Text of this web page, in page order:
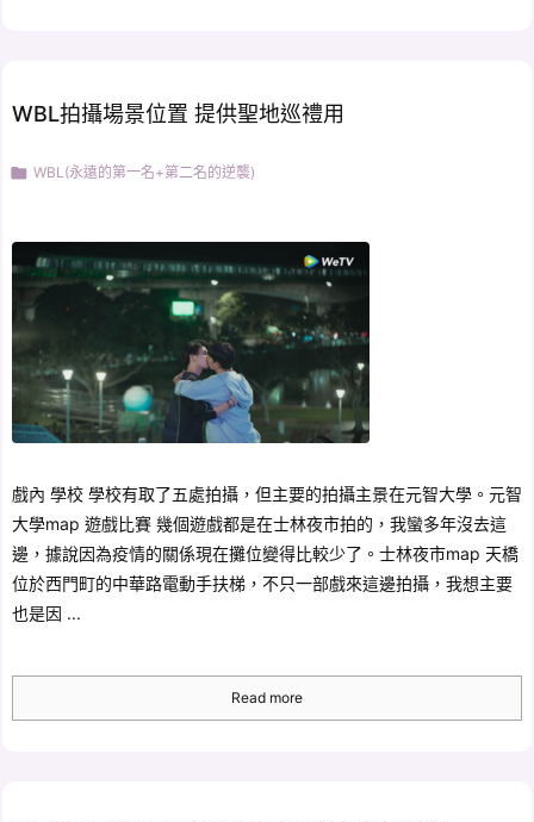
WBL拍攝場景位置 提供聖地巡禮用
 WBL(永遠的第一名+第二名的逆襲)
戲內 學校 學校有取了五處拍攝，但主要的拍攝主景在元智大學。元智
大學map 遊戲比賽 幾個遊戲都是在士林夜市拍的，我蠻多年沒去這
邊，據說因為疫情的關係現在攤位變得比較少了。士林夜市map 天橋
位於西門町的中華路電動手扶梯，不只一部戲來這邊拍攝，我想主要
也是因 ...
Read more